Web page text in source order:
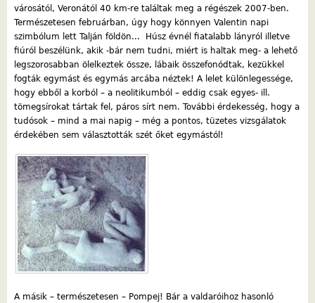
városától, Veronától 40 km-re találtak meg a régészek 2007-ben.
Természetesen februárban, úgy hogy könnyen Valentin napi
szimbólum lett Talján földön... Húsz évnél fiatalabb lányról illetve
fiúról beszélünk, akik -bár nem tudni, miért is haltak meg- a lehető
legszorosabban ölelkeztek össze, lábaik összefonódtak, kezükkel
fogták egymást és egymás arcába néztek! A lelet különlegessége,
hogy ebből a korból – a neolitikumból – eddig csak egyes- ill.
tömegsírokat tártak fel, páros sírt nem. További érdekesség, hogy a
tudósok – mind a mai napig – még a pontos, tüzetes vizsgálatok
érdekében sem választották szét őket egymástól!
A másik – természetesen – Pompej! Bár a valdaróihoz hasonló